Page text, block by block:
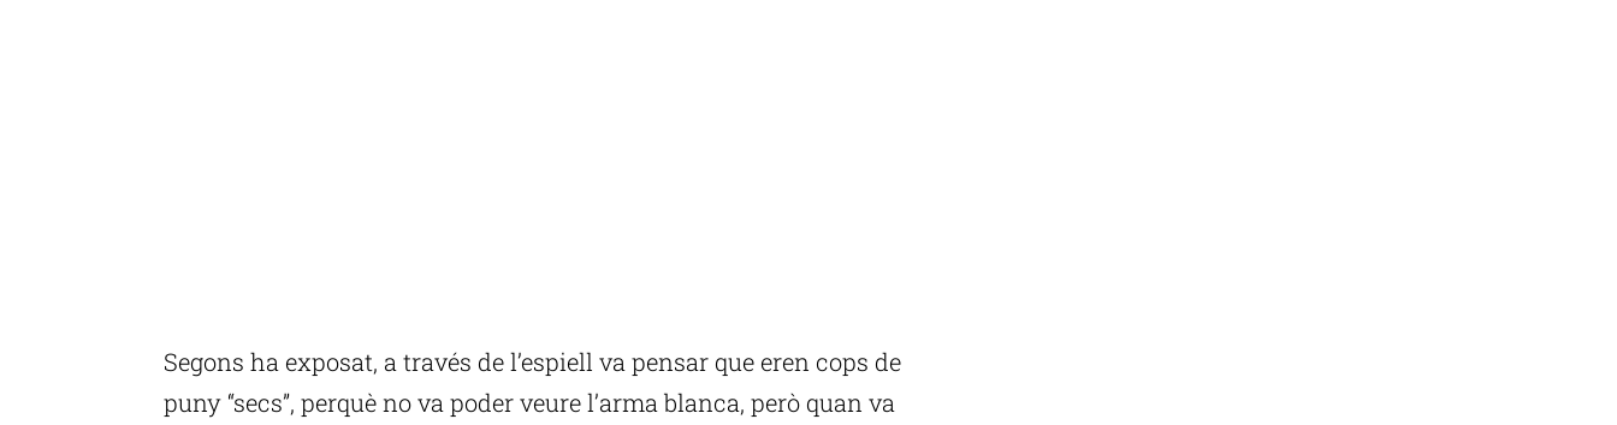
Segons ha exposat, a través de l’espiell va pensar que eren cops de
puny “secs”, perquè no va poder veure l’arma blanca, però quan va